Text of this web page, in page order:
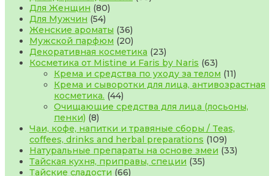
Для Женщин 8080
Для Мужчин 5454
товара
Женские ароматы 3636
товаров
Мужской парфюм 2020
товаров
Декоративная косметика 2323
товара
Косметика от Mistine и Faris by Naris 6363
товара
Крема и средства по уходу за телом 1111
товаров
Крема и сыворотки для лица, антивозрастная
косметика. 4444
товара
Очищающие средства для лица (лосьоны,
пенки) 88
товаров
Чаи, кофе, напитки и травяные сборы / Teas,
coffees, drinks and herbal preparations 109109
товаров
Натуральные препараты на основе змеи 3333
Тайская кухня, приправы, специи 3535
Тайские сладости 6666